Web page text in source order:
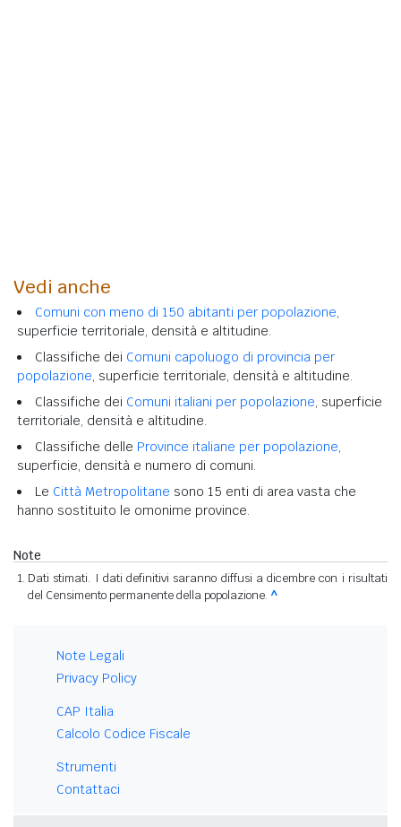
Vedi anche
Comuni con meno di 150 abitanti per popolazione,
superficie territoriale, densità e altitudine.
Classifiche dei Comuni capoluogo di provincia per
popolazione, superficie territoriale, densità e altitudine.
Classifiche dei Comuni italiani per popolazione, superficie
territoriale, densità e altitudine.
Classifiche delle Province italiane per popolazione,
superficie, densità e numero di comuni.
Le Città Metropolitane sono 15 enti di area vasta che
hanno sostituito le omonime province.
Note
Dati stimati. I dati definitivi saranno diffusi a dicembre con i risultati
del Censimento permanente della popolazione. ^
Note Legali
Privacy Policy
CAP Italia
Calcolo Codice Fiscale
Strumenti
Contattaci